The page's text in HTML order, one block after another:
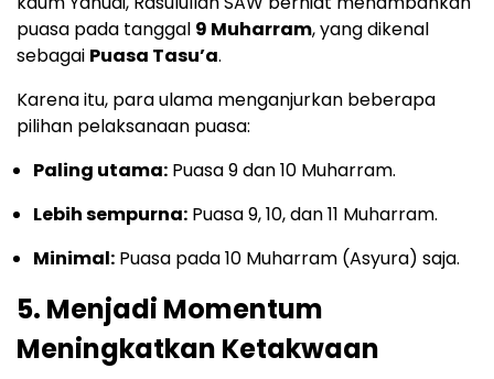
puasa pada tanggal 9 Muharram, yang dikenal
sebagai Puasa Tasu’a.
Karena itu, para ulama menganjurkan beberapa
pilihan pelaksanaan puasa:
Paling utama: Puasa 9 dan 10 Muharram.
Lebih sempurna: Puasa 9, 10, dan 11 Muharram.
Minimal: Puasa pada 10 Muharram (Asyura) saja.
5. Menjadi Momentum
Meningkatkan Ketakwaan